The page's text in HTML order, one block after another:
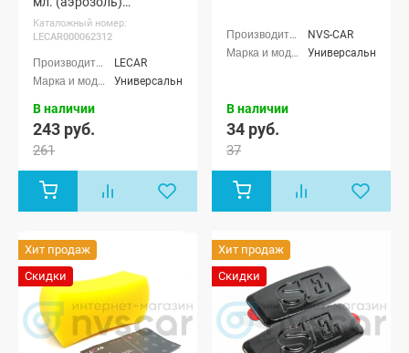
(LECAR000062312)
Каталожный номер:
LECAR000062312
LECAR
Универсальные
В наличии
243 руб.
261
NVS-CAR
Универсальные
В наличии
34 руб.
37
Хит продаж
Скидки
Хит продаж
Скидки